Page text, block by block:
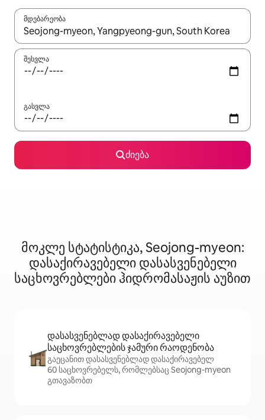
მდებარეობა
როცა შედეგები ხელმისაწვდომი გახდება, ნავიგაციისთვის
შესვლა
გასვლა
ძიება
მოკლე სტატისტიკა, Seojong-myeon:
დასაქირავებელი დასასვენებელი
საცხოვრებლები ჰიდრომასაჟის აუზით
დასასვენებლად დასაქირავებელი
საცხოვრებლების ჯამური რაოდენობა
გაეცანით დასასვენებლად დასაქირავებელ
60 საცხოვრებელს, რომლებსაც Seojong-myeon
გთავაზობთ